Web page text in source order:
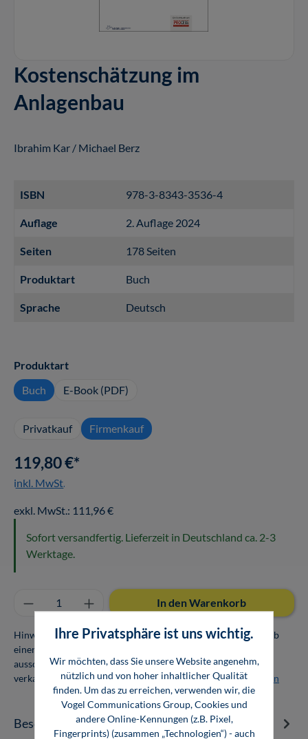
Kostenschätzung im
Anlagenbau
Ibrahim Kar / Michael Berz
ISBN 978-3-8343-3536-4
Auflage 2. Auflage 2024
Seiten 178 Seiten
Produktart Buch
Sprache Deutsch
Produktartauswählen
Buch
E-Book (PDF)
Privatkauf Firmenkauf
119,80 €*
inkl. MwSt.
exkl. MwSt.: 111,96 €
Sofort versandfertig. Lieferzeit in Deutschland ca. 2-3
Werktage.
Produkt Anzahl: Gib den gewünschten
In den Warenkorb
Hinweis: Als Firmenkunde erhalten Sie einen Mengenrabatt ab
einer Abnahmemenge von 10 Exemplaren. Die Bücher dürfen
ausschließlich für den Eigenbedarf genutzt und nicht weiter
verkauft werden. Weitere Informationen unterFirmenlizenzen
Beschreibung
Ihre Privatsphäre ist uns wichtig.
Wir möchten, dass Sie unsere Website angenehm,
nützlich und von hoher inhaltlicher Qualität
finden. Um das zu erreichen, verwenden wir, die
Vogel Communications Group, Cookies und
andere Online-Kennungen (z.B. Pixel,
Fingerprints) (zusammen „Technologien“) - auch